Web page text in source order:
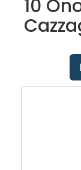
10